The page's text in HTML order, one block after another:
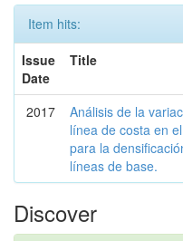
Item hits:
Issue
Date
Title
2017
Análisis de la
línea de costa en
para la
líneas de base.
Discover